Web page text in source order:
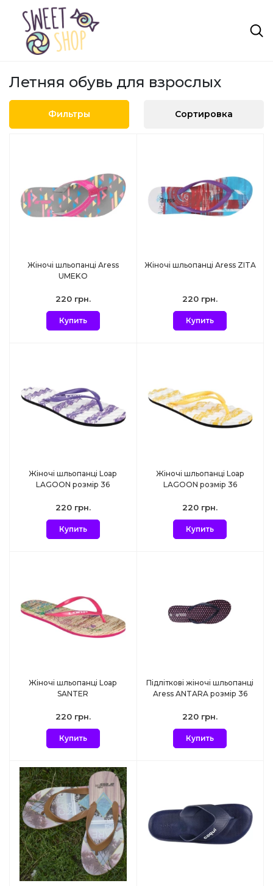
Летняя обувь для взрослых
Фильтры Сортировка
Жіночі шльопанці Aress
UMEKO
220 грн.
Купить
Жіночі шльопанці Aress ZITA
220 грн.
Купить
Жіночі шльопанці Loap
LAGOON розмір 36
220 грн.
Купить
Жіночі шльопанці Loap
LAGOON розмір 36
220 грн.
Купить
Жіночі шльопанці Loap
SANTER
220 грн.
Купить
Підліткові жіночі шльопанці
Aress ANTARA розмір 36
220 грн.
Купить